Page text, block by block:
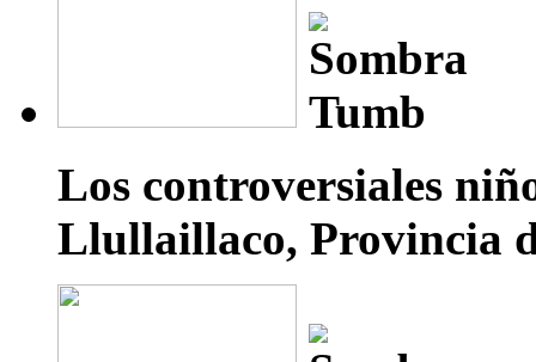
Los controversiales
Llullaillaco, Provincia